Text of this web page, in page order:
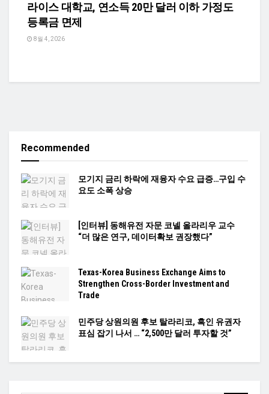
라이스 대학교, 연소득 20만 달러 이하 가정도
등록금 면제
8월 4, 2026
Recommended
모기지 금리 하락에 재융자 수요 급증…구입 수
요도 소폭 상승
[인터뷰] 동해유전 자문 코넬 올라리우 교수
“더 많은 연구, 데이터확보 권장했다”
Texas-Korea Business Exchange Aims to
Strengthen Cross-Border Investment and
Trade
민주당 상원의원 후보 탈라리코, 흑인 유권자
표심 잡기 나서 … “2,500만 달러 투자할 것”